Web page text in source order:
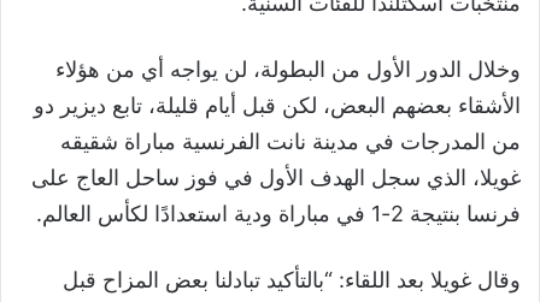
وخلال الدور الأول من البطولة، لن يواجه أي من هؤلاء
الأشقاء بعضهم البعض، لكن قبل أيام قليلة، تابع ديزير دو
من المدرجات في مدينة نانت الفرنسية مباراة شقيقه
غويلا، الذي سجل الهدف الأول في فوز ساحل العاج على
فرنسا بنتيجة 2-1 في مباراة ودية استعدادًا لكأس العالم.
وقال غويلا بعد اللقاء: “بالتأكيد تبادلنا بعض المزاح قبل